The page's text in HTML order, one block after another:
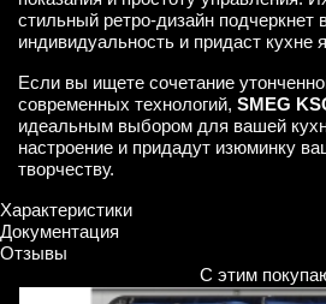
стильный ретро-дизайн подчеркнет
индивидуальность и придаст кухне
Если вы ищете сочетание
современных технологий, SMEG
идеальным выбором для вашей
настроение и придадут изюминку
творчеству.
Характеристики
Документация
Отзывы
С этим